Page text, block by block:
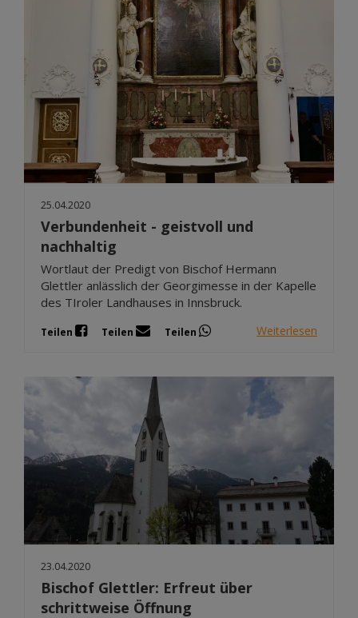
25.04.2020
Verbundenheit - geistvoll und
nachhaltig
Wortlaut der Predigt von Bischof Hermann
Glettler anlässlich der Georgimesse in der Kapelle
des TIroler Landhauses in Innsbruck.
Teilen Teilen Teilen Weiterlesen
23.04.2020
Bischof Glettler: Erfreut über
schrittweise Öffnung